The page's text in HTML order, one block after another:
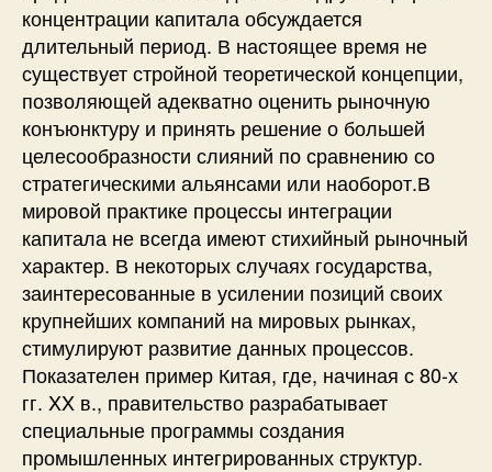
концентрации капитала обсуждается
длительный период. В настоящее время не
существует стройной теоретической концепции,
позволяющей адекватно оценить рыночную
конъюнктуру и принять решение о большей
целесообразности слияний по сравнению со
стратегическими альянсами или наоборот.В
мировой практике процессы интеграции
капитала не всегда имеют стихийный рыночный
характер. В некоторых случаях государства,
заинтересованные в усилении позиций своих
крупнейших компаний на мировых рынках,
стимулируют развитие данных процессов.
Показателен пример Китая, где, начиная с 80-х
гг. XX в., правительство разрабатывает
специальные программы создания
промышленных интегрированных структур.